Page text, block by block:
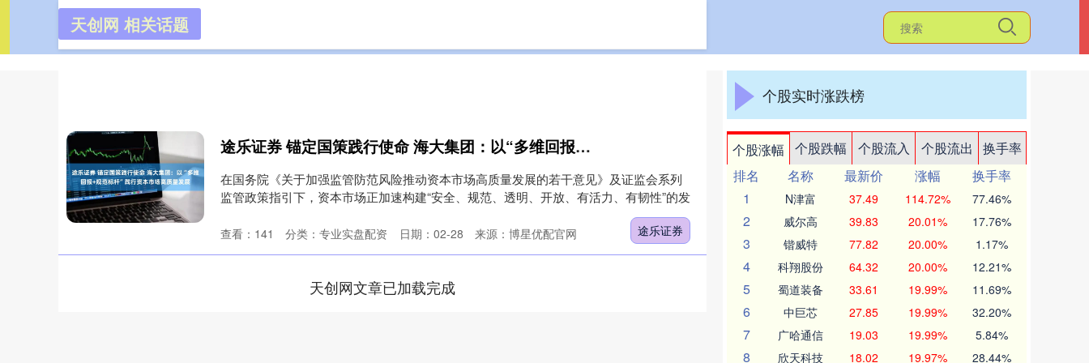
天创网 相关话题
途乐证券 锚定国策践行使命 海大集团：以“多维回报+规范标杆”践行资本市场高质量发展
在国务院《关于加强监管防范风险推动资本市场高质量发展的若干意见》及证监会系列
监管政策指引下，资本市场正加速构建“安全、规范、透明、开放、有活力、有韧性”的发
途乐证券
日期：02-28 来源：博星优配官网
查看： 141 分类： 专业实盘配资
天创网文章已加载完成
个股实时涨跌榜
个股涨幅 个股跌幅 个股流入 个股流出
换手率
排名
名称 最新价 涨幅
换手率
1
N津富 37.49 114.72% 77.46%
2 威尔高 39.83 20.01% 17.76%
3 锴威特 77.82 20.00% 1.17%
4 科翔股份 64.32 20.00% 12.21%
5 蜀道装备 33.61 19.99% 11.69%
6 中巨芯 27.85 19.99% 32.20%
7 广哈通信 19.03 19.99% 5.84%
8 欣天科技 18.02 19.97% 28.44%